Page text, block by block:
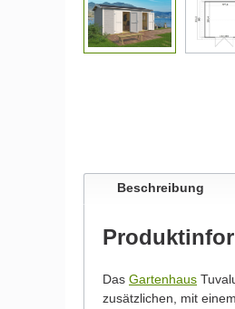
Beschreibung
Das Gartenhaus
zusätzlichen, mit